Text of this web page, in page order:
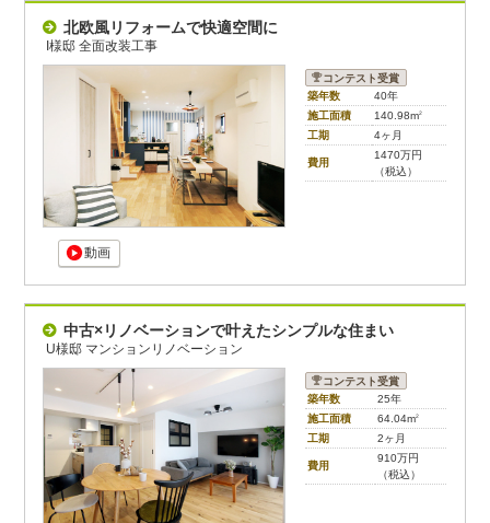
北欧風リフォームで快適空間に
I様邸 全面改装工事
コンテスト受賞
築年数
40年
施工面積
140.98m2
工期 4ヶ月
費用
1470万円
（税込）
動画
中古×リノベーションで叶えたシンプルな住まい
U様邸 マンションリノベーション
コンテスト受賞
築年数
25年
施工面積
64.04m2
工期 2ヶ月
費用
910万円
（税込）